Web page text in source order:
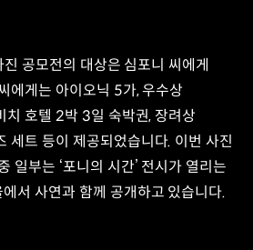
진 공모전의 대상은 심포니 씨에게
에게는 아이오닉 5가, 우수상
치 호텔 2박 3일 숙박권, 장려상
세트 등이 제공되었습니다. 이번 사진
일부는 ‘포니의 시간’ 전시가 열리는
서 사연과 함께 공개하고 있습니다.